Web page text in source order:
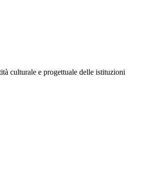
culturale e progettuale delle istituzioni